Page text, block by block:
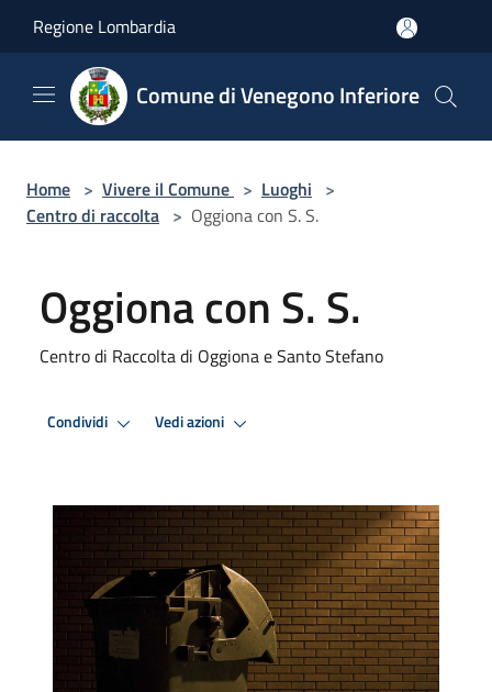
Regione Lombardia
Comune di Venegono Inferiore
Home > Vivere il Comune > Luoghi >
Centro di raccolta > Oggiona con S. S.
Oggiona con S. S.
Centro di Raccolta di Oggiona e Santo Stefano
Condividi Vedi azioni